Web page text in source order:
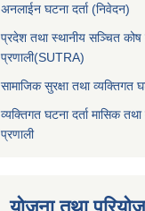
अनलाईन घटना दर्ता (निवेदन)
प्रदेश तथा स्थानीय सञ्चित कोष
प्रणाली(SUTRA)
सामाजिक सुरक्षा तथा व्यक्तिगत
व्यक्तिगत घटना दर्ता मासिक तथा
प्रणाली